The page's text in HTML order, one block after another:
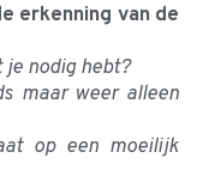
erkenning van de
nodig hebt?
maar weer alleen
op een moeilijk